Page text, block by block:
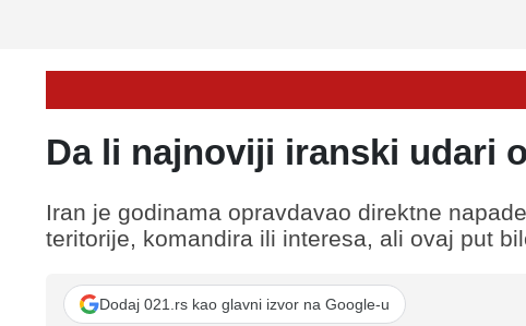
Da li najnoviji iranski udari
Iran je godinama opravdavao direktne
teritorije, komandira ili interesa, ali ovaj put
Dodaj 021.rs kao glavni izvor na Google-u